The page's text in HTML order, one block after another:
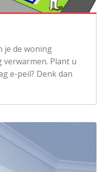
je de woning
Plant u
e-peil? Denk dan